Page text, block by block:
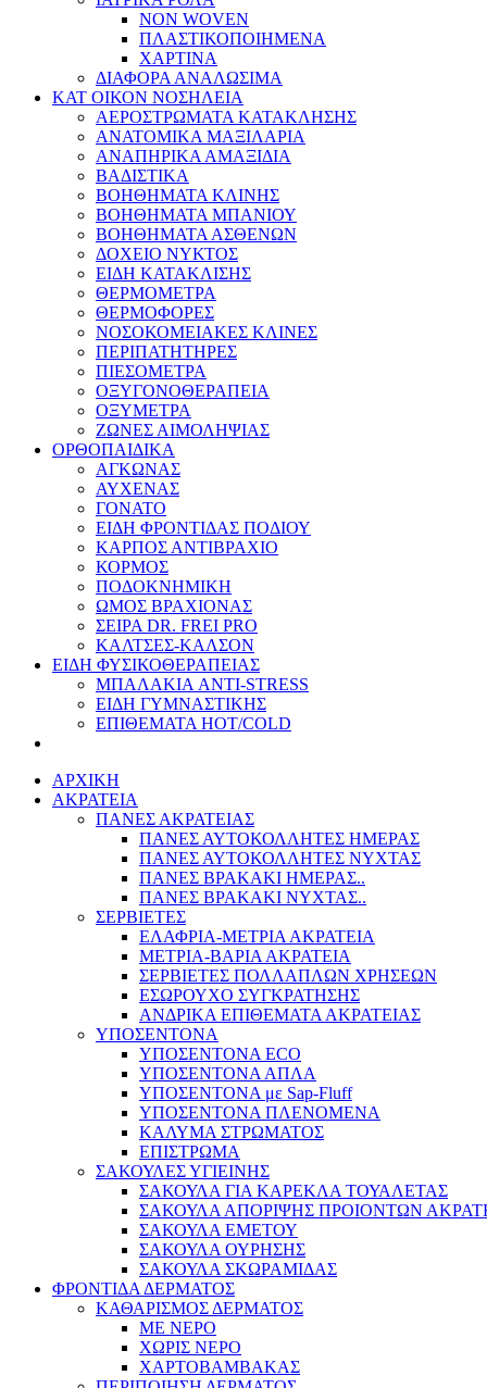
NON WOVEN
ΠΛΑΣΤΙΚΟΠΟΙΗΜΕΝΑ
ΧΑΡΤΙΝΑ
ΔΙΑΦΟΡΑ ΑΝΑΛΩΣΙΜΑ
ΚΑΤ ΟΙΚΟΝ ΝΟΣΗΛΕΙΑ
ΑΕΡΟΣΤΡΩΜΑΤΑ ΚΑΤΑΚΛΗΣΗΣ
ΑΝΑΤΟΜΙΚΑ ΜΑΞΙΛΑΡΙΑ
ΑΝΑΠΗΡΙΚΑ ΑΜΑΞΙΔΙΑ
ΒΑΔΙΣΤΙΚΑ
ΒΟΗΘΗΜΑΤΑ ΚΛΙΝΗΣ
ΒΟΗΘΗΜΑΤΑ ΜΠΑΝΙΟΥ
ΒΟΗΘΗΜΑΤΑ ΑΣΘΕΝΩΝ
ΔΟΧΕΙΟ ΝΥΚΤΟΣ
ΕΙΔΗ ΚΑΤΑΚΛΙΣΗΣ
ΘΕΡΜΟΜΕΤΡΑ
ΘΕΡΜΟΦΟΡΕΣ
ΝΟΣΟΚΟΜΕΙΑΚΕΣ ΚΛΙΝΕΣ
ΠΕΡΙΠΑΤΗΤΗΡΕΣ
ΠΙΕΣΟΜΕΤΡΑ
ΟΞΥΓΟΝΟΘΕΡΑΠΕΙΑ
ΟΞΥΜΕΤΡΑ
ΖΩΝΕΣ ΑΙΜΟΛΗΨΙΑΣ
ΟΡΘΟΠΑΙΔΙΚΑ
ΑΓΚΩΝΑΣ
ΑΥΧΕΝΑΣ
ΓΟΝΑΤΟ
ΕΙΔΗ ΦΡΟΝΤΙΔΑΣ ΠΟΔΙΟΥ
ΚΑΡΠΟΣ ΑΝΤΙΒΡΑΧΙΟ
ΚΟΡΜΟΣ
ΠΟΔΟΚΝΗΜΙΚΗ
ΩΜΟΣ ΒΡΑΧΙΟΝΑΣ
ΣΕΙΡΑ DR. FREI PRO
ΚΑΛΤΣΕΣ-ΚΑΛΣΟΝ
ΕΙΔΗ ΦΥΣΙΚΟΘΕΡΑΠΕΙΑΣ
ΜΠΑΛΑΚΙΑ ANTI-STRESS
ΕΙΔΗ ΓΥΜΝΑΣΤΙΚΗΣ
ΕΠΙΘΕΜΑΤΑ HOT/COLD
ΑΡΧΙΚΗ
ΑΚΡΑΤΕΙΑ
ΠΑΝΕΣ ΑΚΡΑΤΕΙΑΣ
ΠΑΝΕΣ ΑΥΤΟΚΟΛΛΗΤΕΣ ΗΜΕΡΑΣ
ΠΑΝΕΣ ΑΥΤΟΚΟΛΛΗΤΕΣ ΝΥΧΤΑΣ
ΠΑΝΕΣ ΒΡΑΚΑΚΙ ΗΜΕΡΑΣ..
ΠΑΝΕΣ ΒΡΑΚΑΚΙ ΝΥΧΤΑΣ..
ΣΕΡΒΙΕΤΕΣ
ΕΛΑΦΡΙΑ-ΜΕΤΡΙΑ ΑΚΡΑΤΕΙΑ
ΜΕΤΡΙΑ-ΒΑΡΙΑ ΑΚΡΑΤΕΙΑ
ΣΕΡΒΙΕΤΕΣ ΠΟΛΛΑΠΛΩΝ ΧΡΗΣΕΩΝ
ΕΣΩΡΟΥΧΟ ΣΥΓΚΡΑΤΗΣΗΣ
ΑΝΔΡΙΚΑ ΕΠΙΘΕΜΑΤΑ ΑΚΡΑΤΕΙΑΣ
ΥΠΟΣΕΝΤΟΝΑ
ΥΠΟΣΕΝΤΟΝΑ ECO
ΥΠΟΣΕΝΤΟΝΑ ΑΠΛΑ
ΥΠΟΣΕΝΤΟΝΑ με Sap-Fluff
ΥΠΟΣΕΝΤΟΝΑ ΠΛΕΝΟΜΕΝΑ
ΚΑΛΥΜΑ ΣΤΡΩΜΑΤΟΣ
ΕΠΙΣΤΡΩΜΑ
ΣΑΚΟΥΛΕΣ ΥΓΙΕΙΝΗΣ
ΣΑΚΟΥΛΑ ΓΙΑ ΚΑΡΕΚΛΑ ΤΟΥΑΛΕΤΑΣ
ΣΑΚΟΥΛΑ ΑΠΟΡΙΨΗΣ ΠΡΟΙΟΝΤΩΝ
ΣΑΚΟΥΛΑ ΕΜΕΤΟΥ
ΣΑΚΟΥΛΑ ΟΥΡΗΣΗΣ
ΣΑΚΟΥΛΑ ΣΚΩΡΑΜΙΔΑΣ
ΦΡΟΝΤΙΔΑ ΔΕΡΜΑΤΟΣ
ΚΑΘΑΡΙΣΜΟΣ ΔΕΡΜΑΤΟΣ
ΜΕ ΝΕΡΟ
ΧΩΡΙΣ ΝΕΡΟ
ΧΑΡΤΟΒΑΜΒΑΚΑΣ